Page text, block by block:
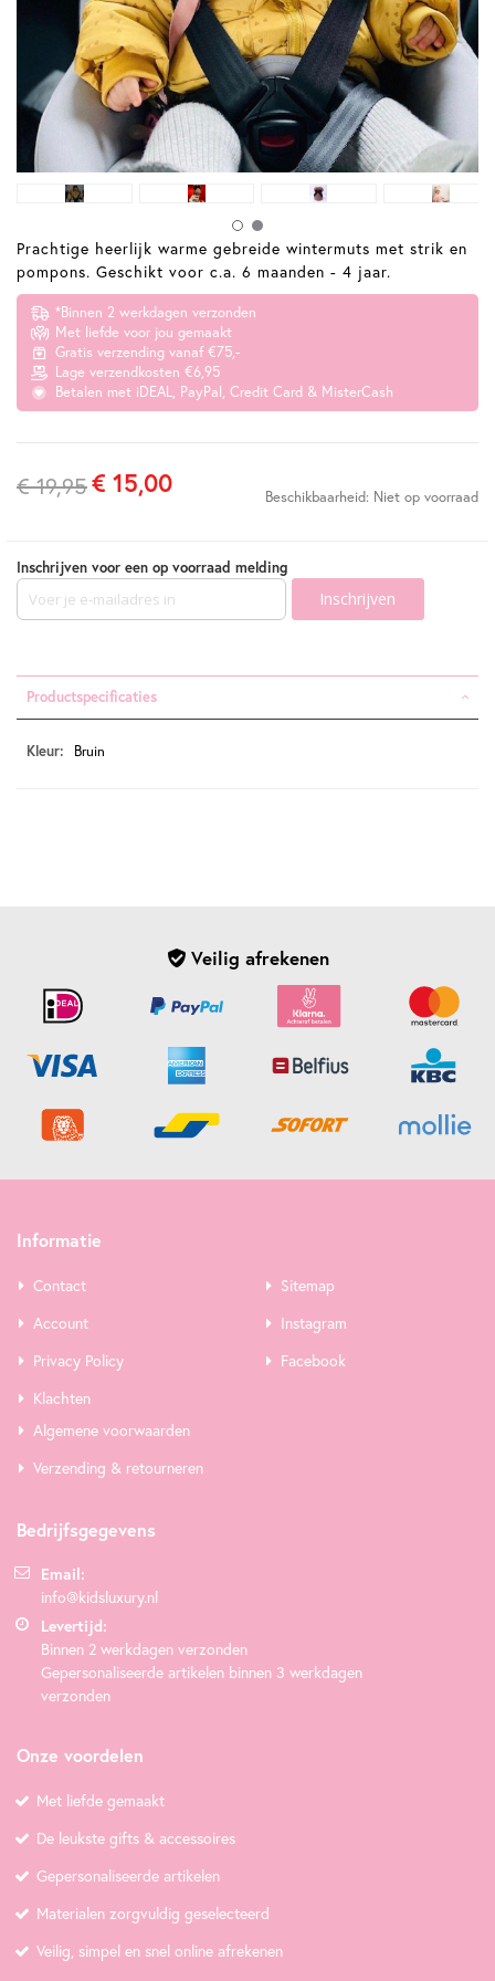
Prachtige heerlijk warme gebreide wintermuts met strik en
pompons. Geschikt voor c.a. 6 maanden - 4 jaar.
*Binnen 2 werkdagen verzonden
Met liefde voor jou gemaakt
Gratis verzending vanaf €75,-
Lage verzendkosten €6,95
Betalen met iDEAL, PayPal, Credit Card & MisterCash
€ 19,95€ 15,00 Beschikbaarheid: Niet op voorraad
Inschrijven voor een op voorraad melding
Inschrijven
Productspecificaties
Productspecificaties
Bruin
Veilig afrekenen
Informatie
Contact
Account
Privacy Policy
Klachten
Sitemap
Instagram
Facebook
Algemene voorwaarden
Verzending & retourneren
Bedrijfsgegevens
Email:
info@kidsluxury.nl
Levertijd:
Binnen 2 werkdagen verzonden
Gepersonaliseerde artikelen binnen 3 werkdagen
verzonden
Onze voordelen
Met liefde gemaakt
De leukste gifts & accessoires
Gepersonaliseerde artikelen
Materialen zorgvuldig geselecteerd
Veilig, simpel en snel online afrekenen